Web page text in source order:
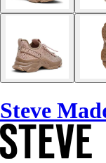
Steve